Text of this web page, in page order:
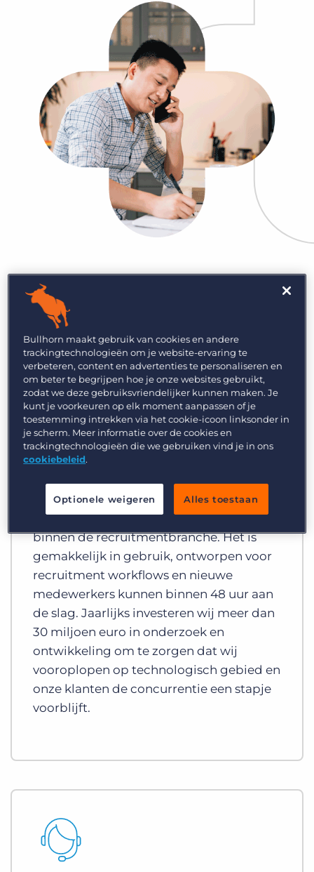
Uitmuntende prestaties
Op een schaal van 1 tot 5, wordt Bullhorn
het vaakst aangeraden door manager
binnen de recruitmentbranche. Het is
gemakkelijk in gebruik, ontworpen voor
recruitment workflows en nieuwe
medewerkers kunnen binnen 48 uur aan
de slag. Jaarlijks investeren wij meer dan
30 miljoen euro in onderzoek en
ontwikkeling om te zorgen dat wij
vooroplopen op technologisch gebied en
onze klanten de concurrentie een stapje
voorblijft.
Bullhorn maakt gebruik van cookies en andere
trackingtechnologieën om je website-ervaring te
verbeteren, content en advertenties te personaliseren en
om beter te begrijpen hoe je onze websites gebruikt,
zodat we deze gebruiksvriendelijker kunnen maken. Je
kunt je voorkeuren op elk moment aanpassen of je
toestemming intrekken via het cookie-icoon linksonder in
je scherm. Meer informatie over de cookies en
trackingtechnologieën die we gebruiken vind je in ons
cookiebeleid.
Optionele weigeren Alles toestaan